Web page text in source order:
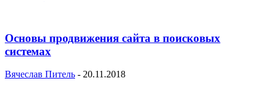
Основы продвижения сайта в поисковых
системах
Вячеслав Питель - 20.11.2018